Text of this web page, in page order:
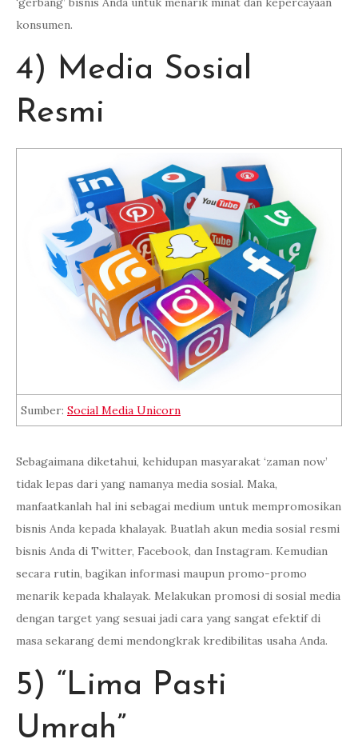
konsumen.
4) Media Sosial
Resmi
Sumber: Social Media Unicorn
Sebagaimana diketahui, kehidupan masyarakat ‘zaman now’
tidak lepas dari yang namanya media sosial. Maka,
manfaatkanlah hal ini sebagai medium untuk mempromosikan
bisnis Anda kepada khalayak. Buatlah akun media sosial resmi
bisnis Anda di Twitter, Facebook, dan Instagram. Kemudian
secara rutin, bagikan informasi maupun promo-promo
menarik kepada khalayak. Melakukan promosi di sosial media
dengan target yang sesuai jadi cara yang sangat efektif di
masa sekarang demi mendongkrak kredibilitas usaha Anda.
5) “Lima Pasti
Umrah”